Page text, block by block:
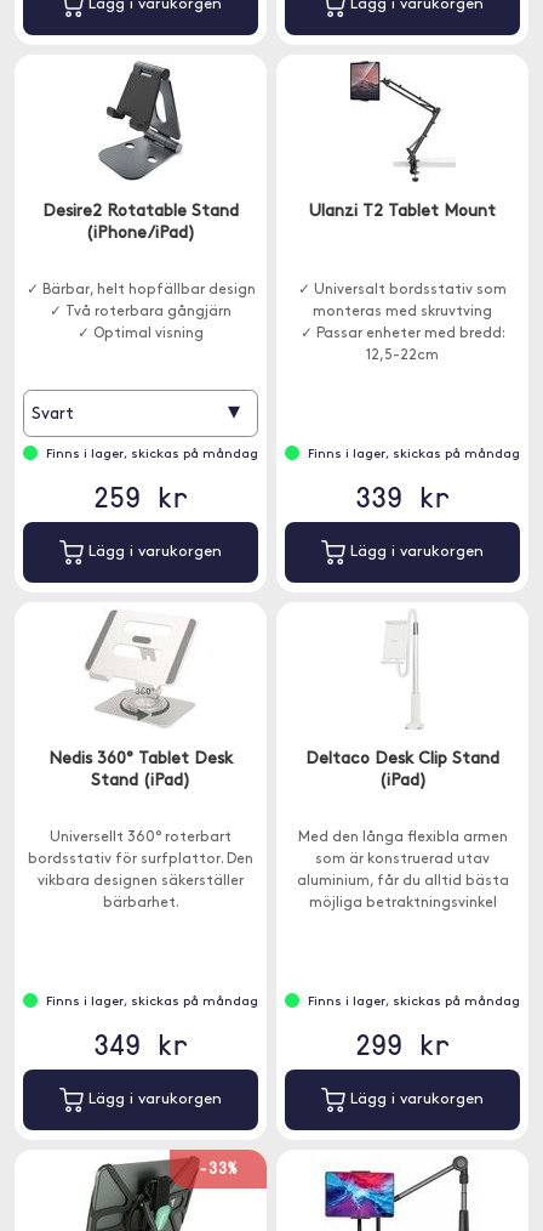
Lägg i varukorgen Lägg i varukorgen
Desire2 Rotatable Stand
(iPhone/iPad)
✓ Bärbar, helt hopfällbar design
✓ Två roterbara gångjärn
✓ Optimal visning
Svart ▾
Finns i lager, skickas på måndag
259 kr
Lägg i varukorgen
Ulanzi T2 Tablet Mount
✓ Universalt bordsstativ som
monteras med skruvtving
✓ Passar enheter med bredd:
12,5-22cm
Finns i lager, skickas på måndag
339 kr
Lägg i varukorgen
Nedis 360° Tablet Desk
Stand (iPad)
Universellt 360° roterbart
bordsstativ för surfplattor. Den
vikbara designen säkerställer
bärbarhet.
Finns i lager, skickas på måndag
349 kr
Lägg i varukorgen
Deltaco Desk Clip Stand
(iPad)
Med den långa flexibla armen
som är konstruerad utav
aluminium, får du alltid bästa
möjliga betraktningsvinkel
Finns i lager, skickas på måndag
299 kr
Lägg i varukorgen
-33%